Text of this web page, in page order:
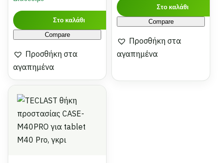
Στο καλάθι
Compare
Προσθήκη στα
αγαπημένα
Στο καλάθι
Compare
Προσθήκη στα
αγαπημένα